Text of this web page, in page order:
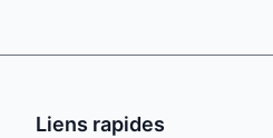
Liens rapides